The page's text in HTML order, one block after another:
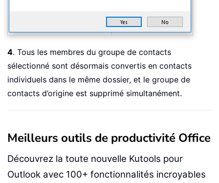
4. Tous les membres du groupe de contacts
sélectionné sont désormais convertis en contacts
individuels dans le même dossier, et le groupe de
contacts d’origine est supprimé simultanément.
Meilleurs outils de productivité Office
Découvrez la toute nouvelle Kutools pour
Outlook avec 100+ fonctionnalités incroyables